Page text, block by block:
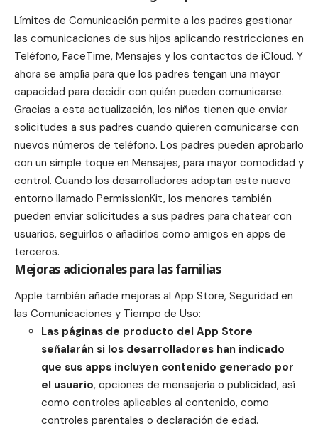
Límites de Comunicación permite a los padres gestionar
las comunicaciones de sus hijos aplicando restricciones en
Teléfono, FaceTime, Mensajes y los contactos de iCloud. Y
ahora se amplía para que los padres tengan una mayor
capacidad para decidir con quién pueden comunicarse.
Gracias a esta actualización, los niños tienen que enviar
solicitudes a sus padres cuando quieren comunicarse con
nuevos números de teléfono. Los padres pueden aprobarlo
con un simple toque en Mensajes, para mayor comodidad y
control. Cuando los desarrolladores adoptan este nuevo
entorno llamado PermissionKit, los menores también
pueden enviar solicitudes a sus padres para chatear con
usuarios, seguirlos o añadirlos como amigos en apps de
terceros.
Mejoras adicionales para las familias
Apple también añade mejoras al App Store, Seguridad en
las Comunicaciones y Tiempo de Uso:
Las páginas de producto del App Store
señalarán si los desarrolladores han indicado
que sus apps incluyen contenido generado por
el usuario, opciones de mensajería o publicidad, así
como controles aplicables al contenido, como
controles parentales o declaración de edad.